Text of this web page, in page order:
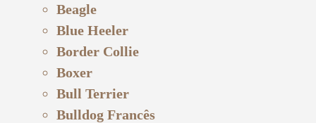
Beagle
Blue Heeler
Border Collie
Boxer
Bull Terrier
Bulldog Francês